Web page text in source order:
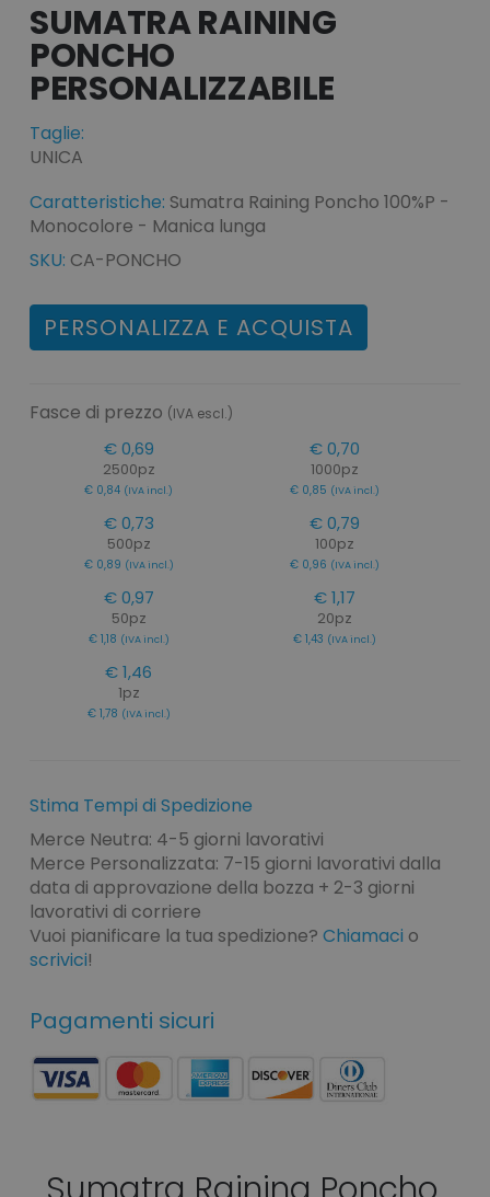
all'inizio
della
galleria
di
immagini
SUMATRA RAINING
PONCHO
Taglie:
UNICA
Caratteristiche: Sumatra Raining Poncho 100%P -
Monocolore - Manica lunga
SKU: CA-PONCHO
PERSONALIZZA E ACQUISTA
Fasce di prezzo (IVA escl.)
€ 0,69
2500pz
€ 0,84 (IVA incl.)
€ 0,70
1000pz
€ 0,85 (IVA incl.)
€ 0,73
500pz
€ 0,89 (IVA incl.)
€ 0,79
100pz
€ 0,96 (IVA incl.)
€ 0,97
50pz
€ 1,18 (IVA incl.)
€ 1,17
20pz
€ 1,43 (IVA incl.)
€ 1,46
1pz
€ 1,78 (IVA incl.)
Stima Tempi di Spedizione
Merce Neutra: 4-5 giorni lavorativi
Merce Personalizzata: 7-15 giorni lavorativi dalla
data di approvazione della bozza + 2-3 giorni
lavorativi di corriere
Vuoi pianificare la tua spedizione? Chiamaci o
scrivici!
Pagamenti sicuri